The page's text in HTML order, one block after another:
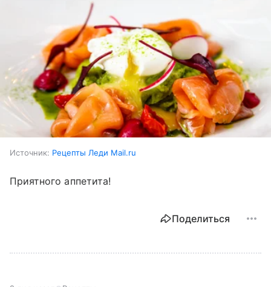
Источник: Рецепты Леди Mail.ru
Приятного аппетита!
Поделиться